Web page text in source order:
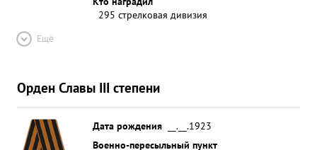
295 стрелковая дивизия
Ещё
Орден Славы III степени
Дата рождения
__.__.1923
Военно-пересыльный пункт